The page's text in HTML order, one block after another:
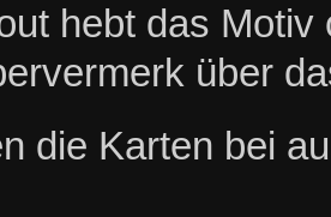
hebt das
über
die Karten bei